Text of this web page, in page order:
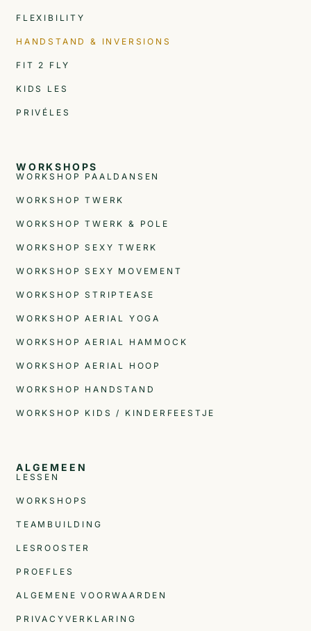
FLEXIBILITY
HANDSTAND & INVERSIONS
FIT 2 FLY
KIDS LES
PRIVÉLES
WORKSHOPS
WORKSHOP PAALDANSEN
WORKSHOP TWERK
WORKSHOP TWERK & POLE
WORKSHOP SEXY TWERK
WORKSHOP SEXY MOVEMENT
WORKSHOP STRIPTEASE
WORKSHOP AERIAL YOGA
WORKSHOP AERIAL HAMMOCK
WORKSHOP AERIAL HOOP
WORKSHOP HANDSTAND
WORKSHOP KIDS / KINDERFEESTJE
ALGEMEEN
LESSEN
WORKSHOPS
TEAMBUILDING
LESROOSTER
PROEFLES
ALGEMENE VOORWAARDEN
PRIVACYVERKLARING